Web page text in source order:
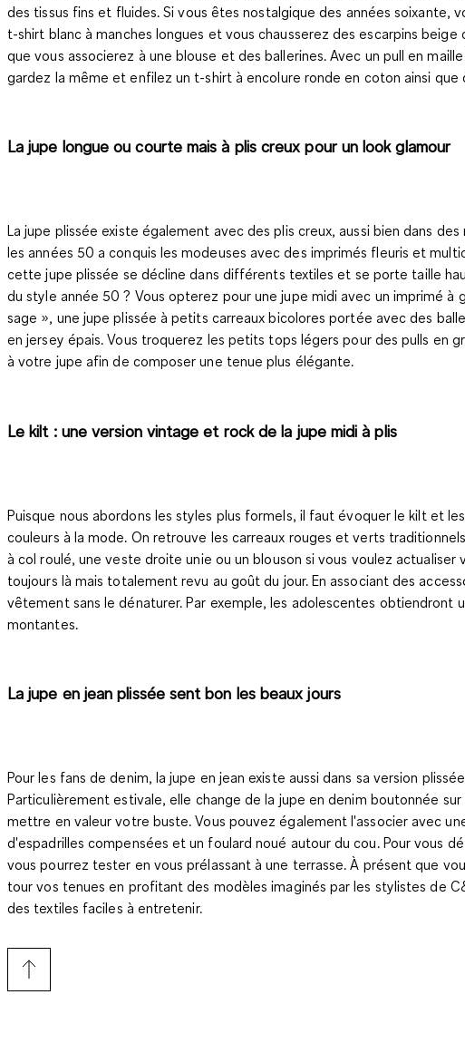
des tissus fins et fluides. Si vous êtes nostalgique des années soixante,
t-shirt blanc à manches longues et vous chausserez des escarpins
que vous associerez à une blouse et des ballerines. Avec un pull en
gardez la même et enfilez un t-shirt à encolure ronde en coton ainsi que
La jupe longue ou courte mais à plis creux pour un look glamour
La jupe plissée existe également avec des plis creux, aussi bien dans
les années 50 a conquis les modeuses avec des imprimés fleuris et
cette jupe plissée se décline dans différents textiles et se porte taille
du style année 50 ? Vous opterez pour une jupe midi avec un imprimé
sage », une jupe plissée à petits carreaux bicolores portée avec des
en jersey épais. Vous troquerez les petits tops légers pour des pulls en
à votre jupe afin de composer une tenue plus élégante.
Le kilt : une version vintage et rock de la jupe midi à plis
Puisque nous abordons les styles plus formels, il faut évoquer le kilt et
couleurs à la mode. On retrouve les carreaux rouges et verts
à col roulé, une veste droite unie ou un blouson si vous voulez
toujours là mais totalement revu au goût du jour. En associant des
vêtement sans le dénaturer. Par exemple, les adolescentes
montantes.
La jupe en jean plissée sent bon les beaux jours
Pour les fans de denim, la jupe en jean existe aussi dans sa version
Particulièrement estivale, elle change de la jupe en denim boutonnée
mettre en valeur votre buste. Vous pouvez également l'associer avec
d'espadrilles compensées et un foulard noué autour du cou. Pour vous
vous pourrez tester en vous prélassant à une terrasse. À présent que
tour vos tenues en profitant des modèles imaginés par les stylistes de
des textiles faciles à entretenir.